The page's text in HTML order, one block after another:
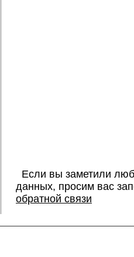
Если вы заметили
данных, просим вас
обратной связи